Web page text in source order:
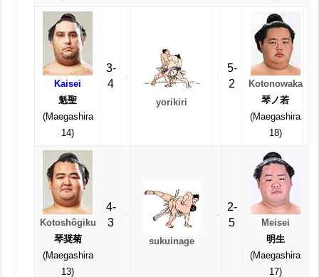
Kaisei
魁聖
(Maegashira
14)
3-
4
yorikiri
5-
2
Kotonowaka
琴ノ若
(Maegashira
18)
Kotoshôgiku
琴奨菊
(Maegashira
13)
4-
3
sukuinage
2-
5
Meisei
明生
(Maegashira
17)